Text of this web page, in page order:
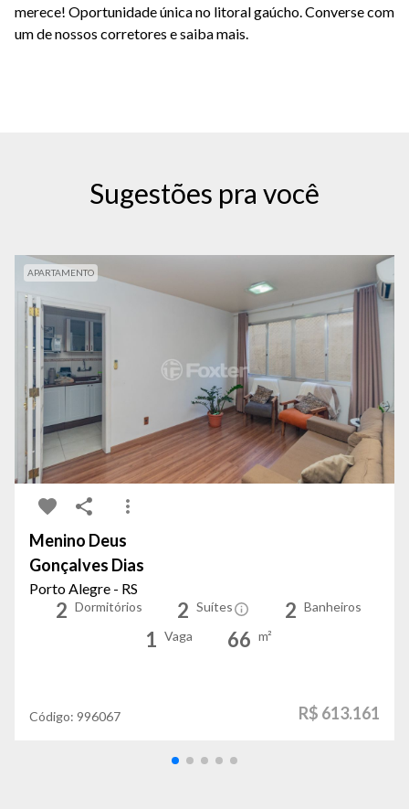
merece! Oportunidade única no litoral gaúcho. Converse com
um de nossos corretores e saiba mais.
Sugestões pra você
APARTAMENTO
Menino Deus
Gonçalves Dias
Porto Alegre - RS
2 Dormitórios 2 Suítes 2 Banheiros
1 Vaga 66 m²
Código: 996067 R$ 613.161